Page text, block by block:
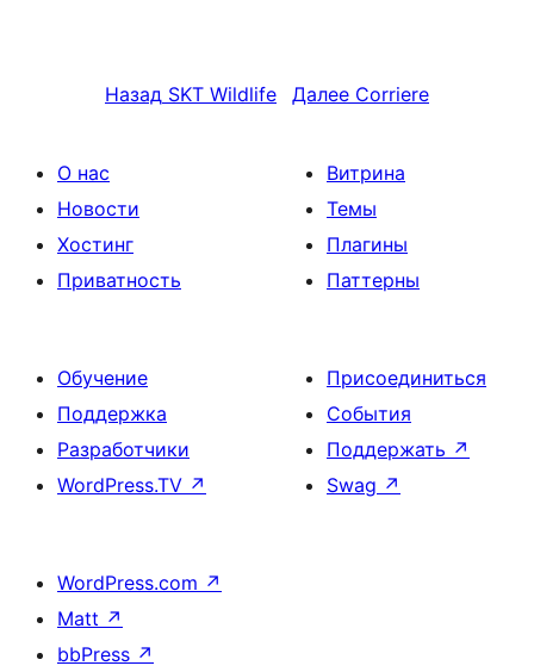
Назад SKT Wildlife Далее Corriere
О нас
Новости
Хостинг
Приватность
Витрина
Темы
Плагины
Паттерны
Обучение
Поддержка
Разработчики
WordPress.TV ↗
Присоединиться
События
Поддержать ↗
Swag ↗
WordPress.com ↗
Matt ↗
bbPress ↗